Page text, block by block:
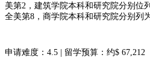
美第2，建筑学院本科和研究院分别位
全美第8，商学院本科和研究院分别列
申请难度：4.5 | 留学预算：约$ 67,212